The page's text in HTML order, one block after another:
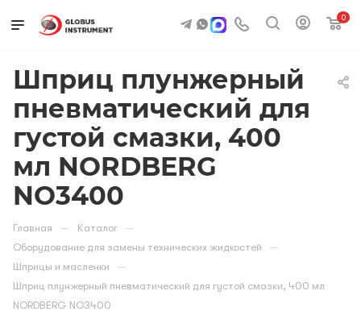
0
Шприц плунжерный
пневматический для
густой смазки, 400
мл NORDBERG
NO3400
Главная — Каталог —
Оборудование для замены технических жидкостей —
Шприцы и масленки —
Шприц плунжерный пневматический для густой смазки, 400 мл
NORDBERG NO3400